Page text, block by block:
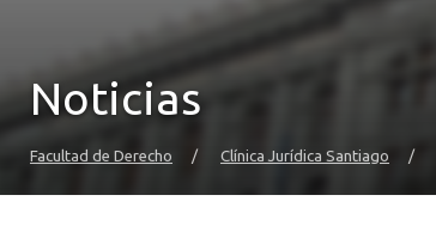
Noticias
Facultad de Derecho / Clínica Jurídica Santiago /